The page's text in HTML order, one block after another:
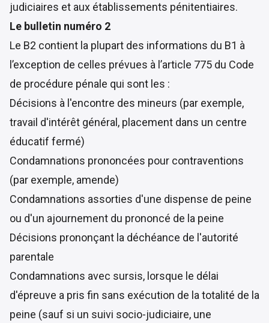
judiciaires et aux établissements pénitentiaires.
Le bulletin numéro 2
Le B2 contient la plupart des informations du B1 à
l’exception de celles prévues à l’article 775 du Code
de procédure pénale qui sont les :
Décisions à l'encontre des mineurs (par exemple,
travail d'intérêt général, placement dans un centre
éducatif fermé)
Condamnations prononcées pour contraventions
(par exemple, amende)
Condamnations assorties d'une dispense de peine
ou d'un ajournement du prononcé de la peine
Décisions prononçant la déchéance de l'autorité
parentale
Condamnations avec sursis, lorsque le délai
d'épreuve a pris fin sans exécution de la totalité de la
peine (sauf si un suivi socio-judiciaire, une